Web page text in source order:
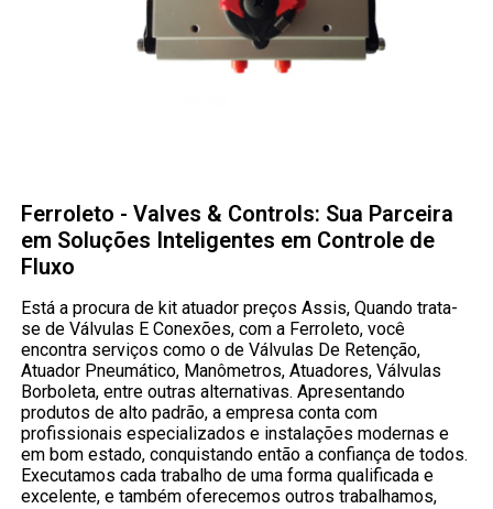
Ferroleto - Valves & Controls: Sua Parceira
em Soluções Inteligentes em Controle de
Fluxo
Está a procura de kit atuador preços Assis, Quando trata-
se de Válvulas E Conexões, com a Ferroleto, você
encontra serviços como o de Válvulas De Retenção,
Atuador Pneumático, Manômetros, Atuadores, Válvulas
Borboleta, entre outras alternativas. Apresentando
produtos de alto padrão, a empresa conta com
profissionais especializados e instalações modernas e
em bom estado, conquistando então a confiança de todos.
Executamos cada trabalho de uma forma qualificada e
excelente, e também oferecemos outros trabalhamos,